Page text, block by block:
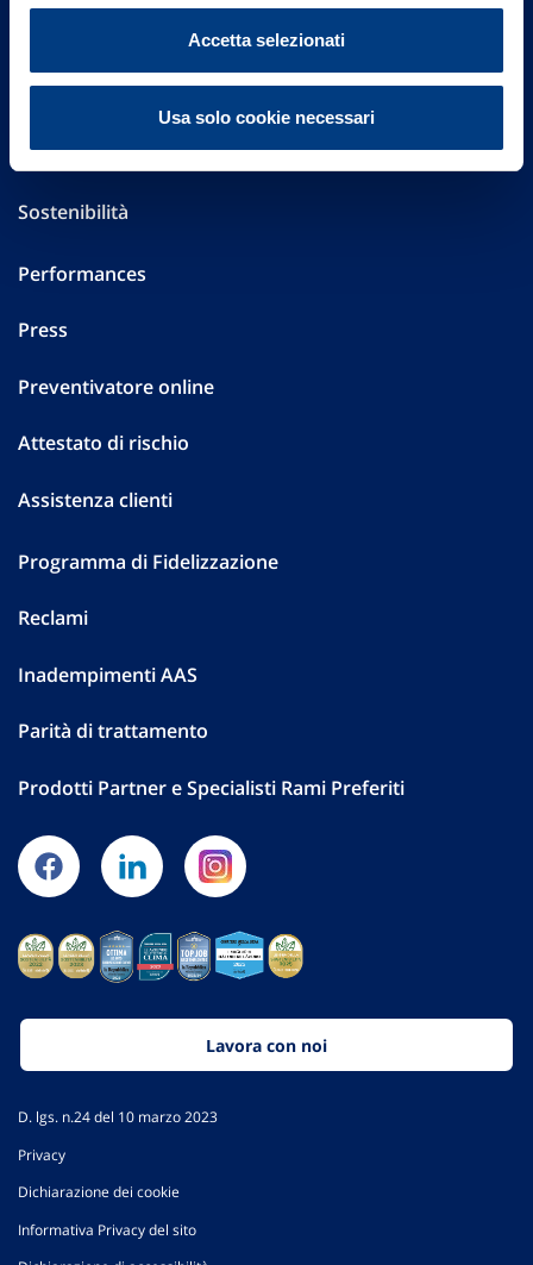
Accetta selezionati
Usa solo cookie necessari
Altre informazioni
Sostenibilità
Performances
Press
Preventivatore online
Attestato di rischio
Assistenza clienti
Programma di Fidelizzazione
Reclami
Inadempimenti AAS
Parità di trattamento
Prodotti Partner e Specialisti Rami Preferiti
Lavora con noi
D. lgs. n.24 del 10 marzo 2023
Privacy
Dichiarazione dei cookie
Informativa Privacy del sito